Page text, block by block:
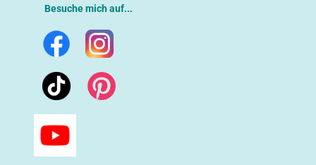
Besuche mich auf...